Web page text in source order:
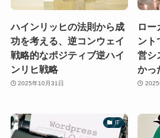
ハインリッヒの法則から成
功を考える、逆コンウェイ
戦略的なポジティブ逆ハイ
ンリヒ戦略
2025年10月31日
ロ
ント
営シ
かっ
2025
IT